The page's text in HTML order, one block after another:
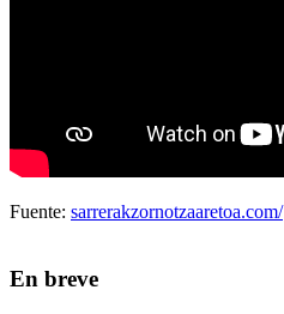
Fuente: sarrerakzornotzaaretoa.com/
En breve